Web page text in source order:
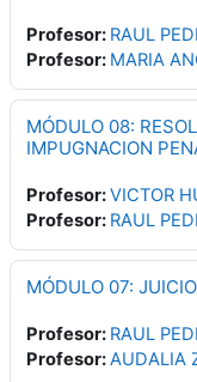
Profesor: RAUL
Profesor: MARIA
MÓDULO 08:
IMPUGNACION
Profesor:VICTOR
Profesor: RAUL
MÓDULO 07:
Profesor: RAUL
Profesor:AUDALIA